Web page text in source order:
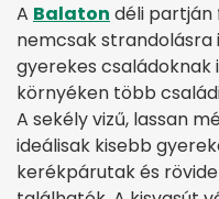
A Balaton déli partján
nemcsak strandolásra
gyerekes családoknak
környéken több
A sekély vizű, lassan
ideálisak kisebb
kerékpárutak és